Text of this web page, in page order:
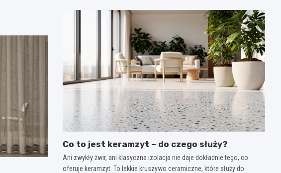
Co to jest keramzyt – do czego służy?
Ani zwykły żwir, ani klasyczna izolacja nie daje dokładnie tego, co
oferuje keramzyt. To lekkie kruszywo ceramiczne, które służy do